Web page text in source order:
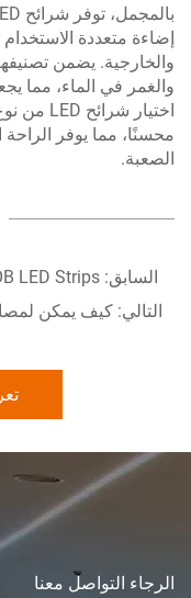
إضاءة متعددة
والخارجية. يضمن
والغمر في الماء، مما
محسنًا، مما يوفر
الصعبة.
السابق:IP67 COB LED Strips: الإضاءة المثالية للبيئات الرطبة
التالي:
الرجاء التواصل معنا